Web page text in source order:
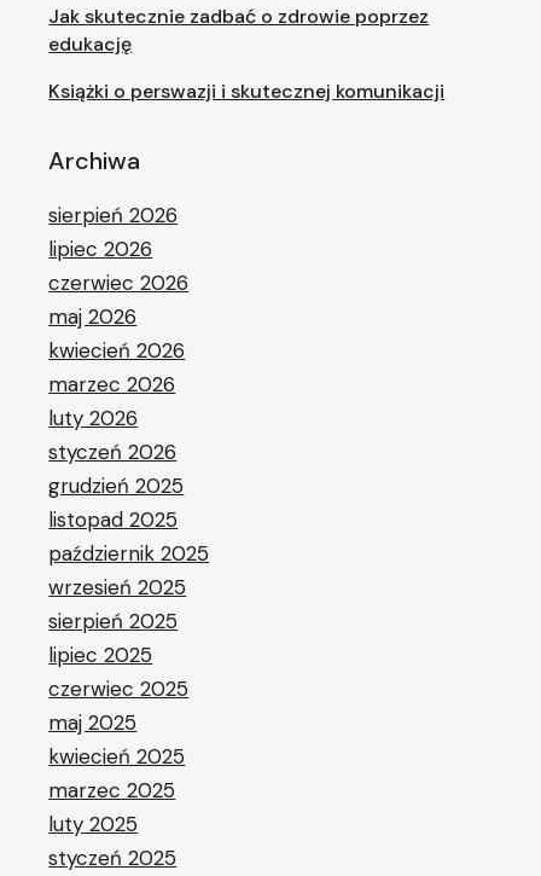
Jak skutecznie zadbać o zdrowie poprzez
edukację
Książki o perswazji i skutecznej komunikacji
Archiwa
sierpień 2026
lipiec 2026
czerwiec 2026
maj 2026
kwiecień 2026
marzec 2026
luty 2026
styczeń 2026
grudzień 2025
listopad 2025
październik 2025
wrzesień 2025
sierpień 2025
lipiec 2025
czerwiec 2025
maj 2025
kwiecień 2025
marzec 2025
luty 2025
styczeń 2025